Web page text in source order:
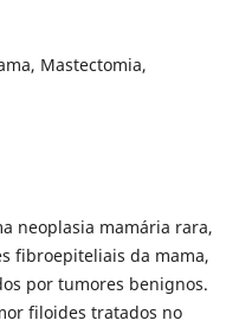
Mastectomia,
neoplasia mamária rara,
fibroepiteliais da mama,
por tumores benignos.
filoides tratados no